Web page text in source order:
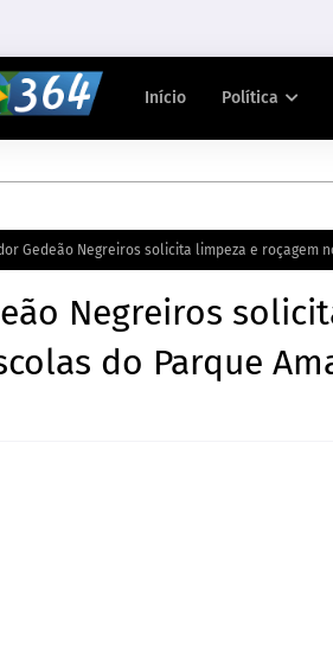
Início Política
Gedeão Negreiros solicita limpeza e roçagem
Negreiros
do Parque